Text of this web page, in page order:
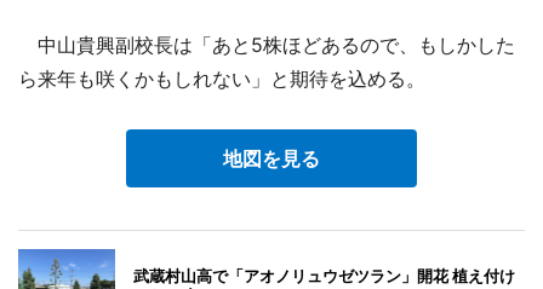
中山貴興副校長は「あと5株ほどあるので、もしかした
ら来年も咲くかもしれない」と期待を込める。
地図を見る
武蔵村山高で「アオノリュウゼツラン」開花 植え付け